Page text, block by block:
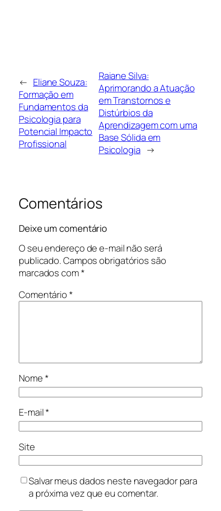
← Eliane Souza:
Formação em
Fundamentos da
Psicologia para
Potencial Impacto
Profissional
Raiane Silva:
Aprimorando a Atuação
em Transtornos e
Distúrbios da
Aprendizagem com uma
Base Sólida em
Psicologia →
Comentários
Deixe um comentário
O seu endereço de e-mail não será
publicado.Campos obrigatórios são
marcados com*
Comentário*
Nome*
E-mail*
Site
Salvar meus dados neste navegador para
a próxima vez que eu comentar.